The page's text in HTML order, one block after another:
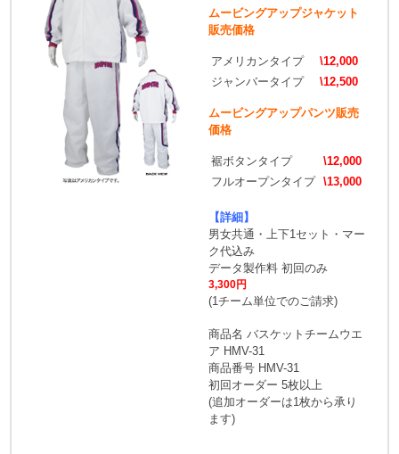
ムービングアップジャケット
販売価格
アメリカンタイプ
\12,000
ジャンバータイプ
\12,500
ムービングアップパンツ販売
価格
裾ボタンタイプ
\12,000
フルオープンタイプ \13,000
【詳細】
男女共通・上下1セット・マー
ク代込み
データ製作料 初回のみ
3,300円
(1チーム単位でのご請求)
商品名 バスケットチームウエ
ア HMV-31
商品番号 HMV-31
初回オーダー 5枚以上
(追加オーダーは1枚から承り
ます)